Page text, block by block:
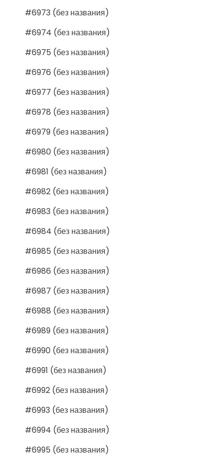
#6973 (без названия)
#6974 (без названия)
#6975 (без названия)
#6976 (без названия)
#6977 (без названия)
#6978 (без названия)
#6979 (без названия)
#6980 (без названия)
#6981 (без названия)
#6982 (без названия)
#6983 (без названия)
#6984 (без названия)
#6985 (без названия)
#6986 (без названия)
#6987 (без названия)
#6988 (без названия)
#6989 (без названия)
#6990 (без названия)
#6991 (без названия)
#6992 (без названия)
#6993 (без названия)
#6994 (без названия)
#6995 (без названия)